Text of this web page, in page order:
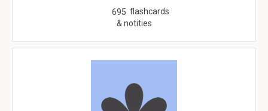
695 flashcards
& notities